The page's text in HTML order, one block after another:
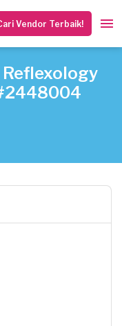
Vendor Terbaik!